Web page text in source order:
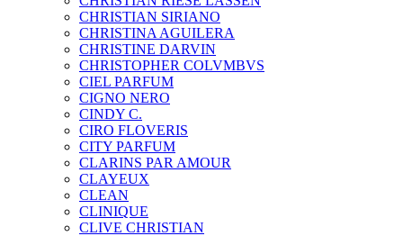
CHRISTIAN SIRIANO
CHRISTINA AGUILERA
CHRISTINE DARVIN
CHRISTOPHER COLVMBVS
CIEL PARFUM
CIGNO NERO
CINDY C.
CIRO FLOVERIS
CITY PARFUM
CLARINS PAR AMOUR
CLAYEUX
CLEAN
CLINIQUE
CLIVE CHRISTIAN